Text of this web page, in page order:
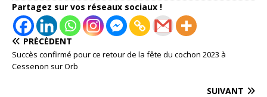
Partagez sur vos réseaux sociaux !
PRÉCÉDENT
Succès confirmé pour ce retour de la fête du cochon 2023 à
Cessenon sur Orb
SUIVANT